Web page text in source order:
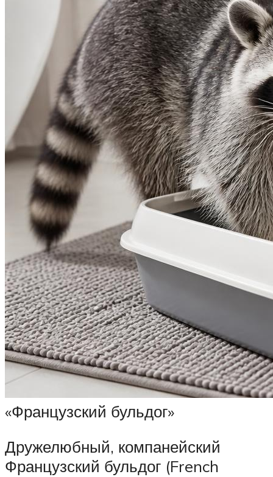
«Французский бульдог»
Дружелюбный, компанейский
Французский бульдог (French